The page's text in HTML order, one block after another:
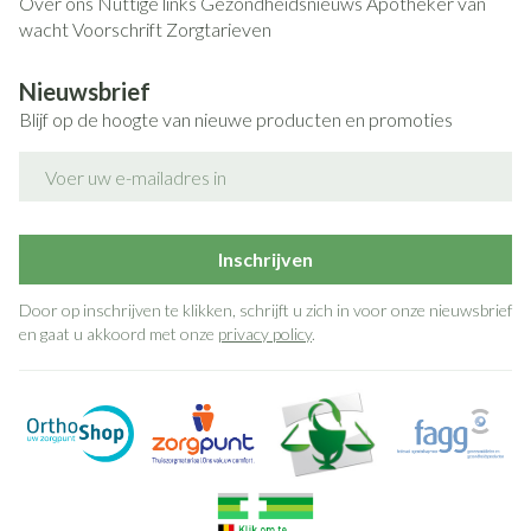
wachtVoorschrift Zorgtarieven
Nieuwsbrief
Blijf op de hoogte van nieuwe producten en promoties
Inschrijven
Door op inschrijven te klikken, schrijft u zich in voor onze nieuwsbrief
en gaat u akkoord met onze privacy policy.